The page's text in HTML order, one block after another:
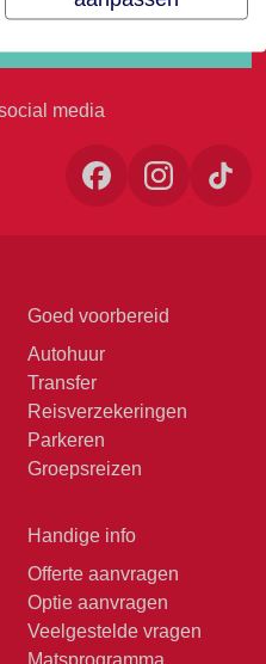
media
Goed voorbereid
Autohuur
Transfer
Reisverzekeringen
Parkeren
Groepsreizen
Handige info
Offerte aanvragen
Optie aanvragen
Veelgestelde vragen
Matsprogramma